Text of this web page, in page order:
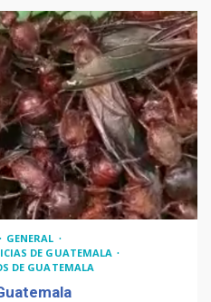
GENERAL
DE GUATEMALA
DE GUATEMALA